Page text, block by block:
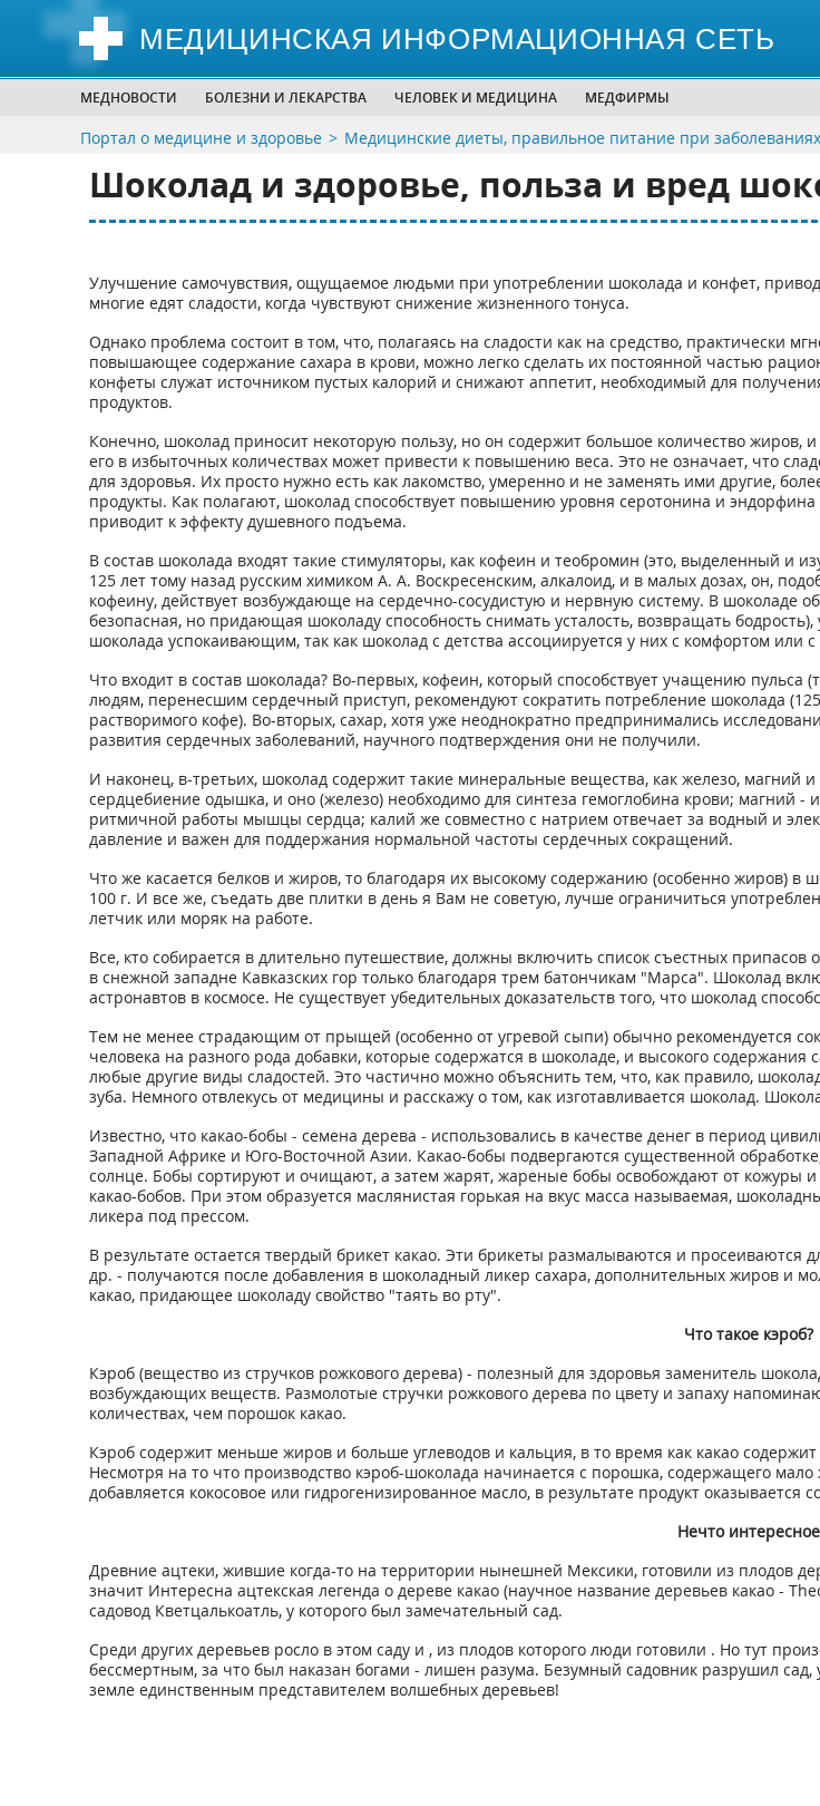
МЕДИЦИНСКАЯ ИНФОРМАЦИОННАЯ СЕТЬ
МЕДНОВОСТИ БОЛЕЗНИ И ЛЕКАРСТВА ЧЕЛОВЕК И МЕДИЦИНА МЕДФИРМЫ
Портал о медицине и здоровье Медицинские диеты, правильное питание при заболеваниях
Шоколад и здоровье, польза и вред
Улучшение самочувствия, ощущаемое людьми при употреблении шоколада и конфет,
многие едят сладости, когда чувствуют снижение жизненного тонуса.
Однако проблема состоит в том, что, полагаясь на сладости как на средство, практически
повышающее содержание сахара в крови, можно легко сделать их постоянной частью
конфеты служат источником пустых калорий и снижают аппетит, необходимый для
продуктов.
Конечно, шоколад приносит некоторую пользу, но он содержит большое количество жиров,
его в избыточных количествах может привести к повышению веса. Это не означает, что
для здоровья. Их просто нужно есть как лакомство, умеренно и не заменять ими другие,
продукты. Как полагают, шоколад способствует повышению уровня серотонина и эндорфина
приводит к эффекту душевного подъема.
В состав шоколада входят такие стимуляторы, как кофеин и теобромин (это, выделенный и
125 лет тому назад русским химиком А. А. Воскресенским, алкалоид, и в малых дозах, он,
кофеину, действует возбуждающе на сердечно-сосудистую и нервную систему. В шоколаде
безопасная, но придающая шоколаду способность снимать усталость, возвращать
шоколада успокаивающим, так как шоколад с детства ассоциируется у них с комфортом или
Что входит в состав шоколада? Во-первых, кофеин, который способствует учащению
людям, перенесшим сердечный приступ, рекомендуют сократить потребление шоколада
растворимого кофе). Во-вторых, сахар, хотя уже неоднократно предпринимались
развития сердечных заболеваний, научного подтверждения они не получили.
И наконец, в-третьих, шоколад содержит такие минеральные вещества, как железо, магний
сердцебиение одышка, и оно (железо) необходимо для синтеза гемоглобина крови; магний
ритмичной работы мышцы сердца; калий же совместно с натрием отвечает за водный и
давление и важен для поддержания нормальной частоты сердечных сокращений.
Что же касается белков и жиров, то благодаря их высокому содержанию (особенно жиров) в
100 г. И все же, съедать две плитки в день я Вам не советую, лучше ограничиться
летчик или моряк на работе.
Все, кто собирается в длительно путешествие, должны включить список съестных
в снежной западне Кавказских гор только благодаря трем батончикам "Марса". Шоколад
астронавтов в космосе. Не существует убедительных доказательств того, что шоколад
Тем не менее страдающим от прыщей (особенно от угревой сыпи) обычно рекомендуется
человека на разного рода добавки, которые содержатся в шоколаде, и высокого
любые другие виды сладостей. Это частично можно объяснить тем, что, как правило,
зуба. Немного отвлекусь от медицины и расскажу о том, как изготавливается шоколад.
Известно, что какао-бобы - семена дерева - использовались в качестве денег в период
Западной Африке и Юго-Восточной Азии. Какао-бобы подвергаются существенной
солнце. Бобы сортируют и очищают, а затем жарят, жареные бобы освобождают от кожуры
какао-бобов. При этом образуется маслянистая горькая на вкус масса называемая,
ликера под прессом.
В результате остается твердый брикет какао. Эти брикеты размалываются и
др. - получаются после добавления в шоколадный ликер сахара, дополнительных жиров и
какао, придающее шоколаду свойство "таять во рту".
Что такое кэроб?
Кэроб (вещество из стручков рожкового дерева) - полезный для здоровья заменитель
возбуждающих веществ. Размолотые стручки рожкового дерева по цвету и запаху
количествах, чем порошок какао.
Кэроб содержит меньше жиров и больше углеводов и кальция, в то время как какао
Несмотря на то что производство кэроб-шоколада начинается с порошка, содержащего
добавляется кокосовое или гидрогенизированное масло, в результате продукт
Нечто интересное
Древние ацтеки, жившие когда-то на территории нынешней Мексики, готовили из плодов
значит Интересна ацтекская легенда о дереве какао (научное название деревьев какао -
садовод Кветцалькоатль, у которого был замечательный сад.
Среди других деревьев росло в этом саду и , из плодов которого люди готовили . Но тут
бессмертным, за что был наказан богами - лишен разума. Безумный садовник разрушил сад,
земле единственным представителем волшебных деревьев!